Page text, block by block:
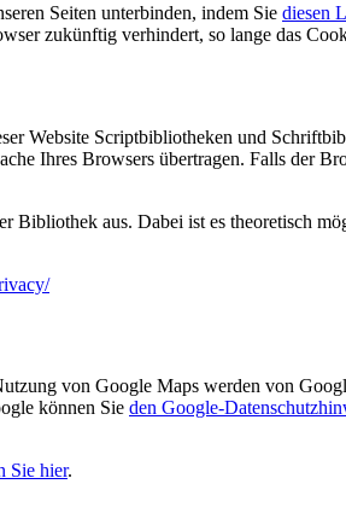
Seiten unterbinden, indem Sie diesen
zukünftig verhindert, so lange das
Website Scriptbibliotheken und
Ihres Browsers übertragen. Falls der
aus. Dabei ist es theoretisch
von Google Maps werden von
können Sie den Google-
Sie hier.